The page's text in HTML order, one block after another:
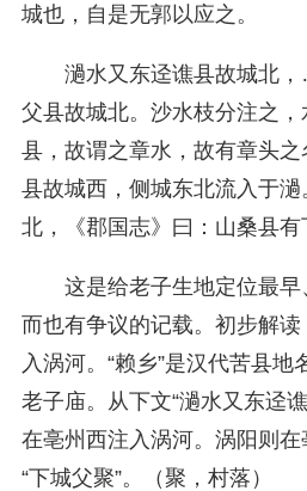
城也，自是无郭以应之。
濄水又东迳谯县故城北
父县故城北。沙水枝分注之
县，故谓之章水，故有章头
县故城西，侧城东北流入于
北，《郡国志》曰：山桑县有
这是给老子生地定位最
而也有争议的记载。初步解
入涡河。“赖乡”是汉代苦县
老子庙。从下文“濄水又东迳
在亳州西注入涡河。涡阳则
“下城父聚”。（聚，村落）